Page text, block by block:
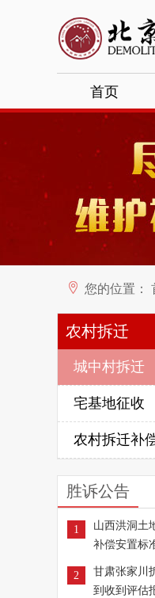
首页
您的位置：
农村拆迁
城中村拆迁
宅基地征收
农村拆迁补
胜诉公告
1
山西洪洞土
补偿安置标
2
甘肃张家川
到收到评估